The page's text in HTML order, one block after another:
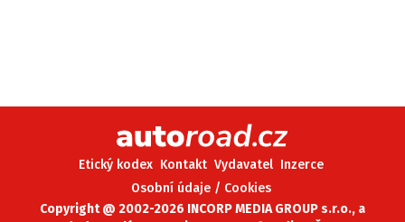
Etický kodex Kontakt Vydavatel Inzerce
Osobní údaje / Cookies
Copyright @ 2002-2026 INCORP MEDIA GROUP s.r.o., a